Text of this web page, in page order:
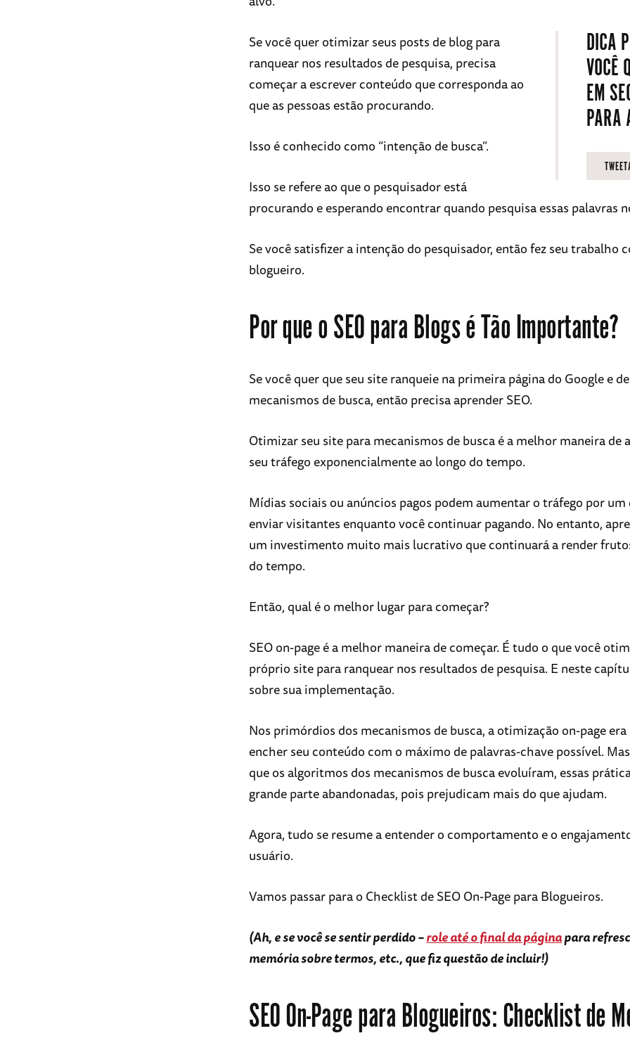
DICA
VOCÊ
EM
PARA
Se você quer otimizar seus posts de blog para
ranquear nos resultados de pesquisa, precisa
começar a escrever conteúdo que corresponda ao
que as pessoas estão procurando.
Isso é conhecido como “intenção de busca”.
Isso se refere ao que o pesquisador está
procurando e esperando encontrar quando pesquisa essas palavras
Se você satisfizer a intenção do pesquisador, então fez seu trabalho
blogueiro.
Por que o SEO para Blogs é Tão Importante?
Se você quer que seu site ranqueie na primeira página do Google e
mecanismos de busca, então precisa aprender SEO.
Otimizar seu site para mecanismos de busca é a melhor maneira de
seu tráfego exponencialmente ao longo do tempo.
Mídias sociais ou anúncios pagos podem aumentar o tráfego por um
enviar visitantes enquanto você continuar pagando. No entanto,
um investimento muito mais lucrativo que continuará a render
do tempo.
Então, qual é o melhor lugar para começar?
SEO on-page é a melhor maneira de começar. É tudo o que você
próprio site para ranquear nos resultados de pesquisa. E neste
sobre sua implementação.
Nos primórdios dos mecanismos de busca, a otimização on-page
encher seu conteúdo com o máximo de palavras-chave possível.
que os algoritmos dos mecanismos de busca evoluíram, essas
grande parte abandonadas, pois prejudicam mais do que ajudam.
Agora, tudo se resume a entender o comportamento e o
usuário.
Vamos passar para o Checklist de SEO On-Page para Blogueiros.
(Ah, e se você se sentir perdido –role até o final da páginapara
memória sobre termos, etc., que fiz questão de incluir!)
SEO On-Page para Blogueiros: Checklist de